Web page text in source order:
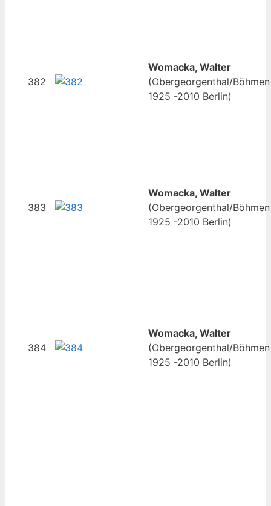
382
Womacka, Walter
(Obergeorgenthal/Böhmen
1925 -2010 Berlin)
383
Womacka, Walter
(Obergeorgenthal/Böhmen
1925 -2010 Berlin)
384
Womacka, Walter
(Obergeorgenthal/Böhmen
1925 -2010 Berlin)